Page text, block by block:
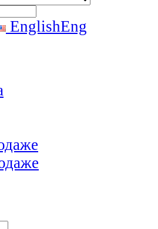
EnglishEng